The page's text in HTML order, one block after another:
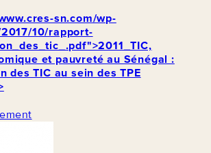
sn.com/wp-
10/rapport-
et pauvreté au Sénégal :
des TIC au sein des TPE